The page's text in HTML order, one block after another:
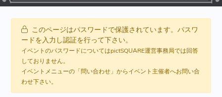
このページはパスワードで保護されています。パスワ
ードを入力し認証を行って下さい。
イベントのパスワードについてはpictSQUARE運営事務局では回答
しておりません。
イベントメニューの「問い合わせ」からイベント主催者へお問い合
わせ下さい。